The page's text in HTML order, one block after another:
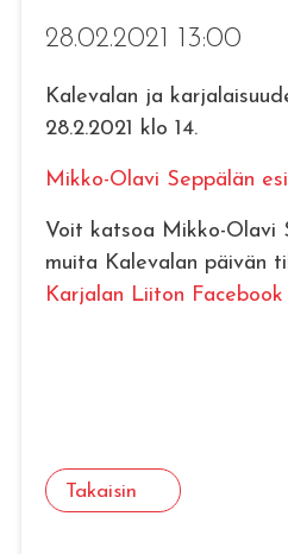
28.02.2021 13:00
Kalevalan ja
28.2.2021 klo 14.
Mikko-Olavi Seppälän
Voit katsoa Mikko-Olavi
muita Kalevalan päivän
Karjalan Liiton
Takaisin